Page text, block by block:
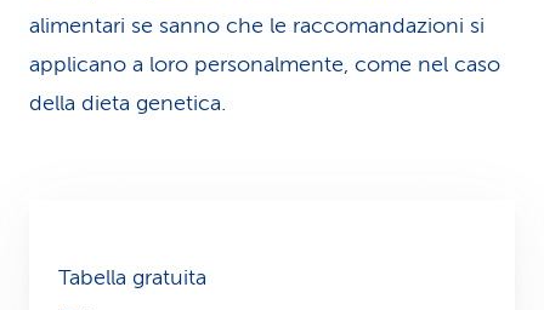
alimentari se sanno che le raccomandazioni si
applicano a loro personalmente, come nel caso
della dieta genetica.
Tabella gratuita